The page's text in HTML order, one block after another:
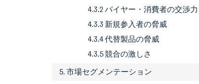
4.3.2 バイヤー・消費者の交渉力
4.3.3 新規参入者の脅威
4.3.4 代替製品の脅威
4.3.5 競合の激しさ
5. 市場セグメンテーション